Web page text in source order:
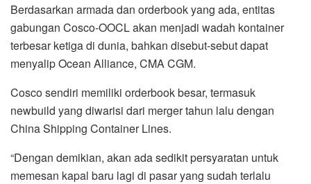
Berdasarkan armada dan orderbook yang ada, entitas
gabungan Cosco-OOCL akan menjadi wadah kontainer
terbesar ketiga di dunia, bahkan disebut-sebut dapat
menyalip Ocean Alliance, CMA CGM.
Cosco sendiri memiliki orderbook besar, termasuk
newbuild yang diwarisi dari merger tahun lalu dengan
China Shipping Container Lines.
“Dengan demikian, akan ada sedikit persyaratan untuk
memesan kapal baru lagi di pasar yang sudah terlalu